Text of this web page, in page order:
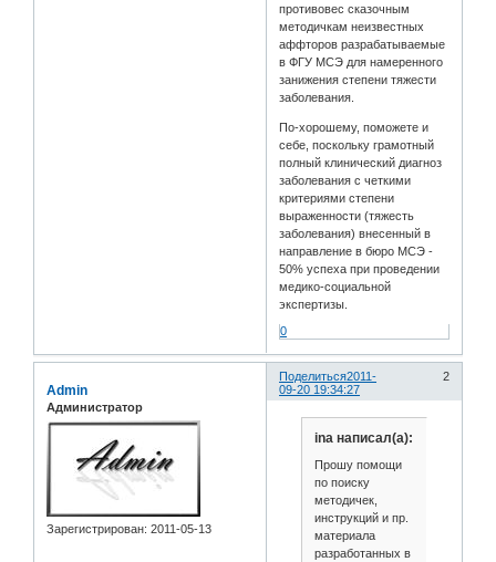
противовес сказочным
методичкам неизвестных
аффторов разрабатываемые
в ФГУ МСЭ для намеренного
занижения степени тяжести
заболевания.
По-хорошему, поможете и
себе, поскольку грамотный
полный клинический диагноз
заболевания с четкими
критериями степени
выраженности (тяжесть
заболевания) внесенный в
направление в бюро МСЭ -
50% успеха при проведении
медико-социальной
экспертизы.
0
Поделиться 2
2011-
09-20 19:34:27
Admin
Администратор
Зарегистрирован: 2011-05-13
ina написал(а):
Прошу помощи
по поиску
методичек,
инструкций и пр.
материала
разработанных в